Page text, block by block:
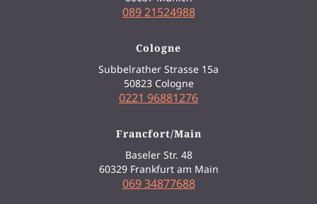
089 21524988
Cologne
Subbelrather Strasse 15a
50823 Cologne
0221 96881276
Francfort/Main
Baseler Str. 48
60329 Frankfurt am Main
069 34877688